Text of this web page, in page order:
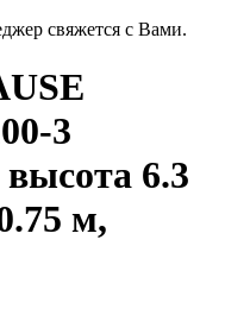
свяжется с Вами.
3
6.3
м,